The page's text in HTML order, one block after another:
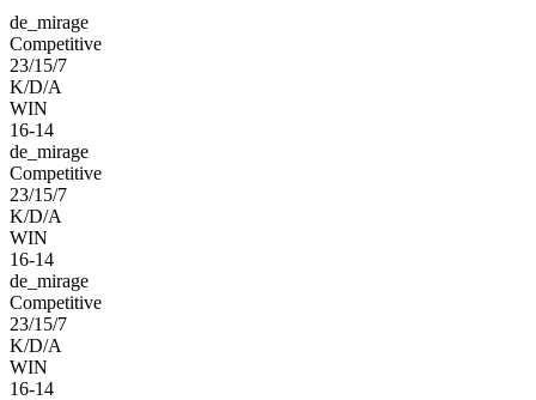
de_mirage
Competitive
23/15/7
K/D/A
WIN
16-14
de_mirage
Competitive
23/15/7
K/D/A
WIN
16-14
de_mirage
Competitive
23/15/7
K/D/A
WIN
16-14